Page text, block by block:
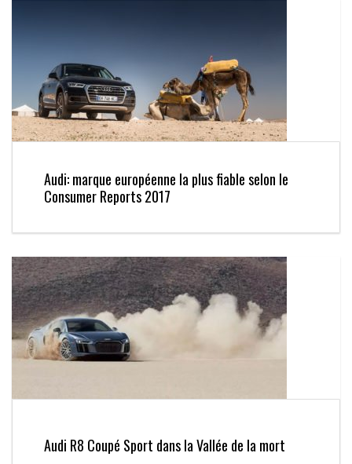
Audi: marque européenne la plus fiable selon le
Consumer Reports 2017
Audi R8 Coupé Sport dans la Vallée de la mort